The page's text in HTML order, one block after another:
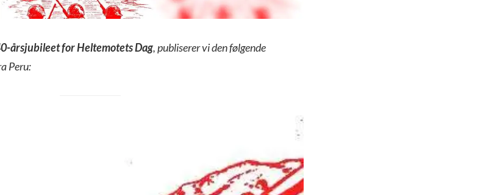
årsjubileet for Heltemotets Dag, publiserer vi den følgende
Peru: